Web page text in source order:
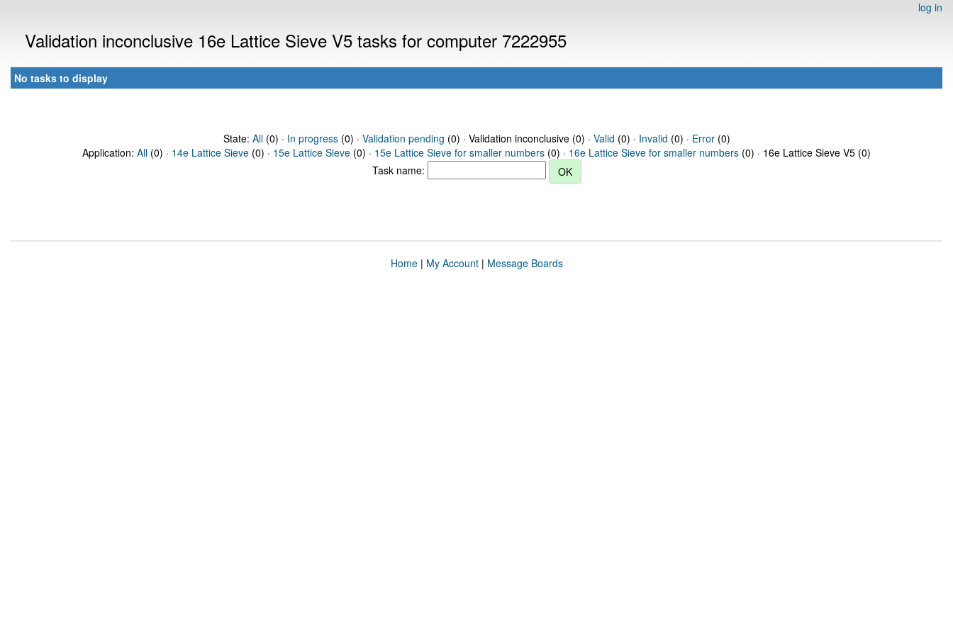
log in
Validation inconclusive 16e Lattice Sieve V5 tasks for computer 7222955
No tasks to display
State: All(0) · In progress(0) · Validation pending (0) · Validation inconclusive (0) · Valid (0) · Invalid (0) · Error(0)
Application: All (0) · 14e Lattice Sieve (0) · 15e Lattice Sieve (0) · 15e Lattice Sieve for smaller numbers (0) · 16e Lattice Sieve for smaller numbers (0) · 16e Lattice Sieve V5 (0)
Task name:
Home| My Account| Message Boards